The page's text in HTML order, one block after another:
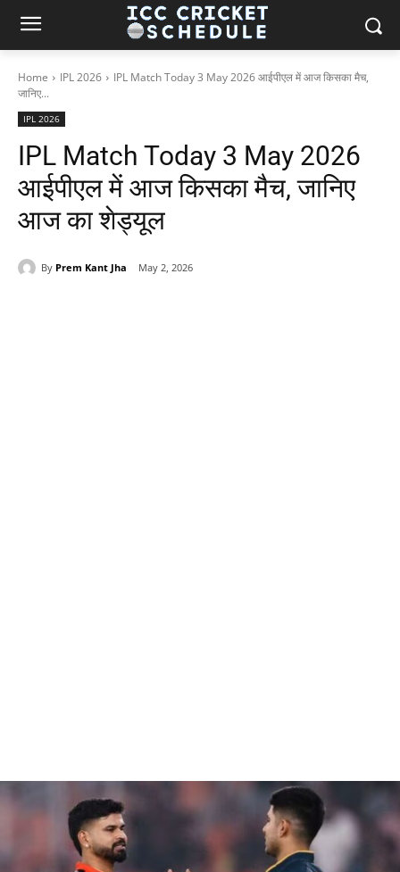
Home IPL 2026
IPL Match Today 3 May 2026 आईपीएल में आज किसका मैच,
जानिए...
IPL 2026
IPL Match Today 3 May 2026
आईपीएल में आज किसका मैच, जानिए
आज का शेड्यूल
By Prem Kant Jha May 2, 2026